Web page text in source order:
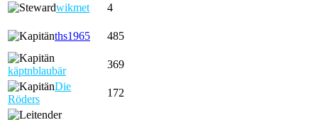
wikmet 4
ths1965 485
käptnblaubär
369
Die
Röders
172